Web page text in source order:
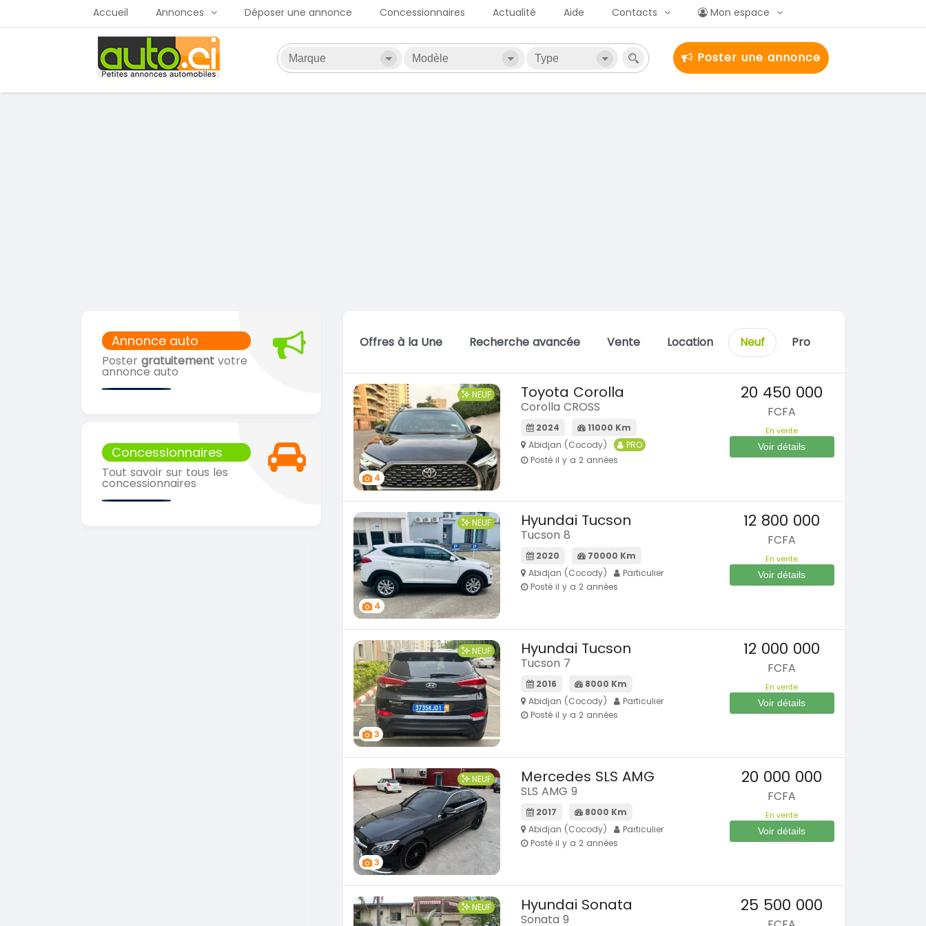
Accueil Annonces Déposer une annonce Concessionnaires Actualité Aide Contacts Mon espace
Poster une annonce
Annonce auto
Poster gratuitement votre
annonce auto
Concessionnaires
Tout savoir sur tous les
concessionnaires
Offres à la Une Recherche avancée Vente Location Neuf Pro
4
NEUF Toyota Corolla
Corolla CROSS
2024
11000 Km
Abidjan (Cocody)
PRO
Posté il y a 2 années
20 450 000
FCFA
En vente
Voir détails
4
NEUF Hyundai Tucson
Tucson 8
2020
70000 Km
Abidjan (Cocody)
Particulier
Posté il y a 2 années
12 800 000
FCFA
En vente
Voir détails
3
NEUF Hyundai Tucson
Tucson 7
2016
8000 Km
Abidjan (Cocody)
Particulier
Posté il y a 2 années
12 000 000
FCFA
En vente
Voir détails
3
NEUF Mercedes SLS AMG
SLS AMG 9
2017
8000 Km
Abidjan (Cocody)
Particulier
Posté il y a 2 années
20 000 000
FCFA
En vente
Voir détails
NEUF Hyundai Sonata
Sonata 9
25 500 000